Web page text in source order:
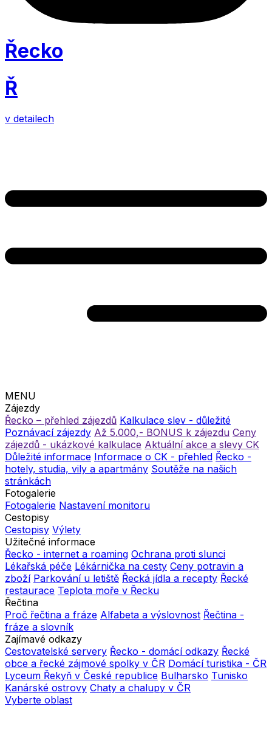
Řecko
Ř
v detailech
MENU
Zájezdy
Řecko – přehled zájezdů Kalkulace slev - důležité
Poznávací zájezdy Až 5.000,- BONUS k zájezdu Ceny
zájezdů - ukázkové kalkulace Aktuální akce a slevy CK
Důležité informace Informace o CK - přehled Řecko -
hotely, studia, vily a apartmány Soutěže na našich
stránkách
Fotogalerie
Fotogalerie Nastavení monitoru
Cestopisy
Cestopisy Výlety
Užitečné informace
Řecko - internet a roaming Ochrana proti slunci
Lékařská péče Lékárnička na cesty Ceny potravin a
zboží Parkování u letiště Řecká jídla a recepty Řecké
restaurace Teplota moře v Řecku
Řečtina
Proč řečtina a fráze Alfabeta a výslovnost Řečtina -
fráze a slovník
Zajímavé odkazy
Cestovatelské servery Řecko - domácí odkazy Řecké
obce a řecké zájmové spolky v ČR Domácí turistika - ČR
Lyceum Řekyň v České republice Bulharsko Tunisko
Kanárské ostrovy Chaty a chalupy v ČR
Vyberte oblast